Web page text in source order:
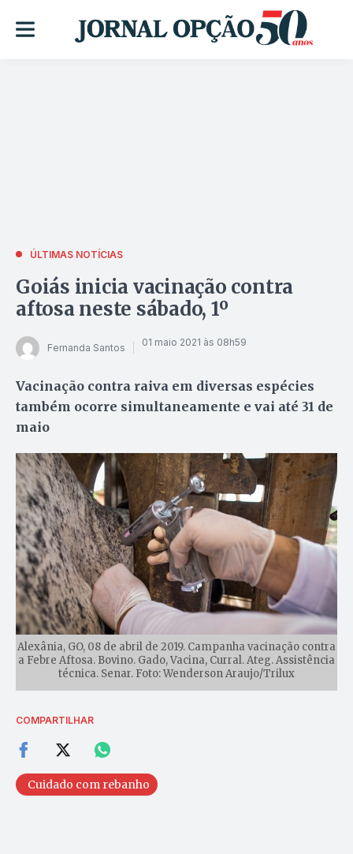
ÚLTIMAS NOTÍCIAS
Goiás inicia vacinação contra
aftosa neste sábado, 1º
Fernanda Santos 01 maio 2021 às 08h59
Vacinação contra raiva em diversas espécies
também ocorre simultaneamente e vai até 31 de
maio
Alexânia, GO, 08 de abril de 2019. Campanha vacinação contra
a Febre Aftosa. Bovino. Gado, Vacina, Curral. Ateg. Assistência
técnica. Senar. Foto: Wenderson Araujo/Trilux
COMPARTILHAR
Cuidado com rebanho